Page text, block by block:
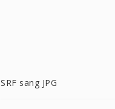
SRF sang JPG